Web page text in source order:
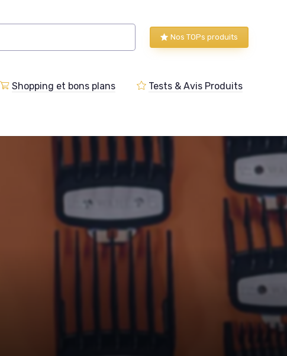
Nos TOPs produits
Shopping et bons plans Tests & Avis Produits